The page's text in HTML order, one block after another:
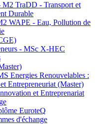
TraDD - Transport et
Durable
WAPE - Eau, Pollution de
- MSc X-HEC
Energies Renouvelables :
Entrepreneuriat (Master)
et Entreprenariat
EuroteQ
d'échange